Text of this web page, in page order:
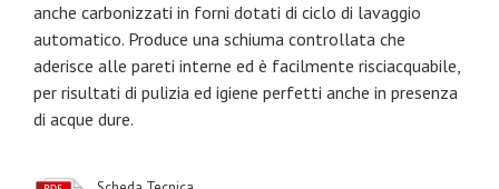
anche carbonizzati in forni dotati di ciclo di lavaggio
automatico. Produce una schiuma controllata che
aderisce alle pareti interne ed è facilmente risciacquabile,
per risultati di pulizia ed igiene perfetti anche in presenza
di acque dure.